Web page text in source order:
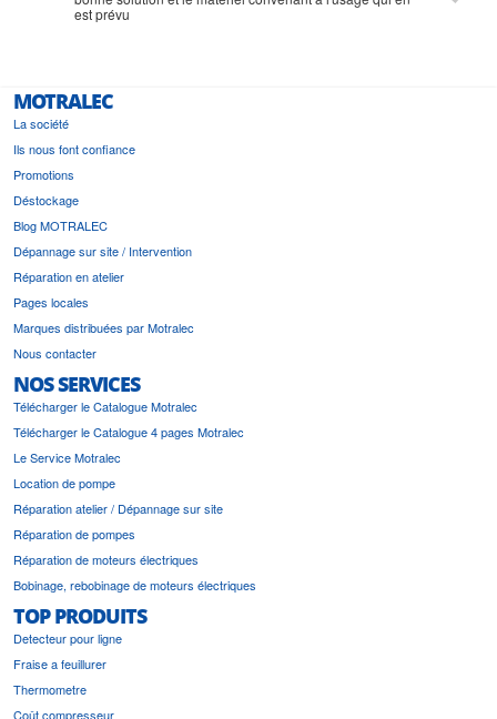
est prévu
MOTRALEC
La société
Ils nous font confiance
Promotions
Déstockage
Blog MOTRALEC
Dépannage sur site / Intervention
Réparation en atelier
Pages locales
Marques distribuées par Motralec
Nous contacter
NOS SERVICES
Télécharger le Catalogue Motralec
Télécharger le Catalogue 4 pages Motralec
Le Service Motralec
Location de pompe
Réparation atelier / Dépannage sur site
Réparation de pompes
Réparation de moteurs électriques
Bobinage, rebobinage de moteurs électriques
TOP PRODUITS
Detecteur pour ligne
Fraise a feuillurer
Thermometre
Coût compresseur